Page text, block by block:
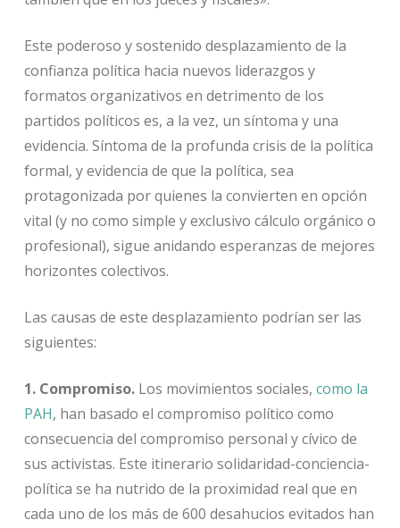
Este poderoso y sostenido desplazamiento de la
confianza política hacia nuevos liderazgos y
formatos organizativos en detrimento de los
partidos políticos es, a la vez, un síntoma y una
evidencia. Síntoma de la profunda crisis de la política
formal, y evidencia de que la política, sea
protagonizada por quienes la convierten en opción
vital (y no como simple y exclusivo cálculo orgánico o
profesional), sigue anidando esperanzas de mejores
horizontes colectivos.
Las causas de este desplazamiento podrían ser las
siguientes:
1. Compromiso.Los movimientos sociales, como la
PAH, han basado el compromiso político como
consecuencia del compromiso personal y cívico de
sus activistas. Este itinerario solidaridad-conciencia-
política se ha nutrido de la proximidad real que en
cada uno de los más de 600 desahucios evitados han